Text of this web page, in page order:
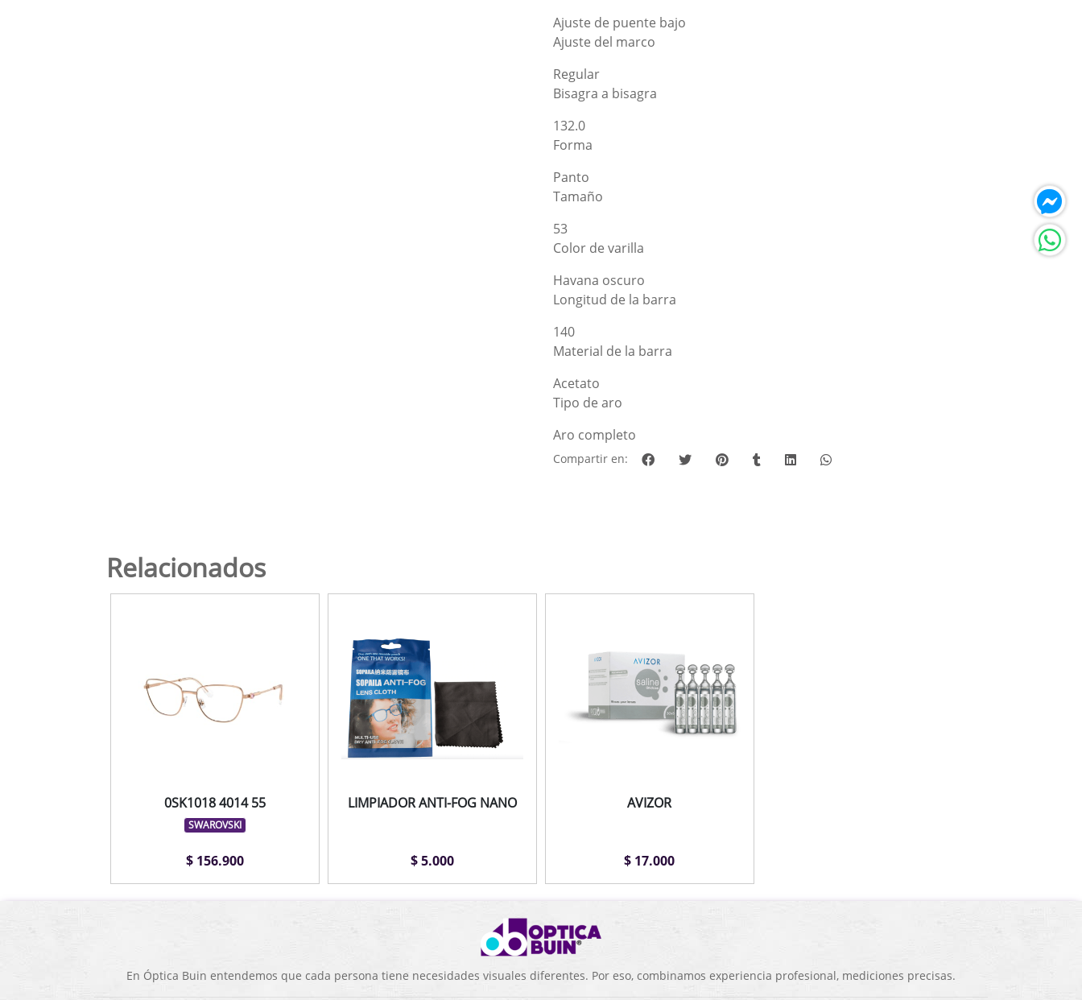
Ajuste de puente bajo
Ajuste del marco
Regular
Bisagra a bisagra
132.0
Forma
Panto
Tamaño
53
Color de varilla
Havana oscuro
Longitud de la barra
140
Material de la barra
Acetato
Tipo de aro
Aro completo
Compartir en:
Relacionados
0SK1018 4014 55
SWAROVSKI
$ 156.900
LIMPIADOR ANTI-FOG NANO
$ 5.000
AVIZOR
$ 17.000
En Óptica Buin entendemos que cada persona tiene necesidades visuales diferentes. Por eso, combinamos experiencia profesional, mediciones precisas.